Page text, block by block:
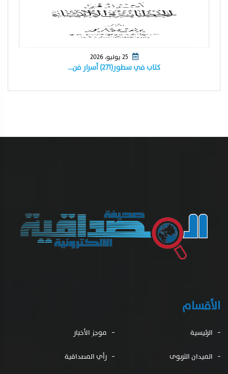
كتاب في سطور(٢٧١) أسرار فن…
الأقسام
الرئيسية موجز الأخبار
الميدان التربوى رأي المصداقية